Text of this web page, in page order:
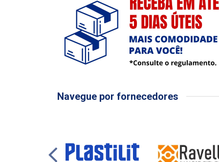
Navegue por fornecedores